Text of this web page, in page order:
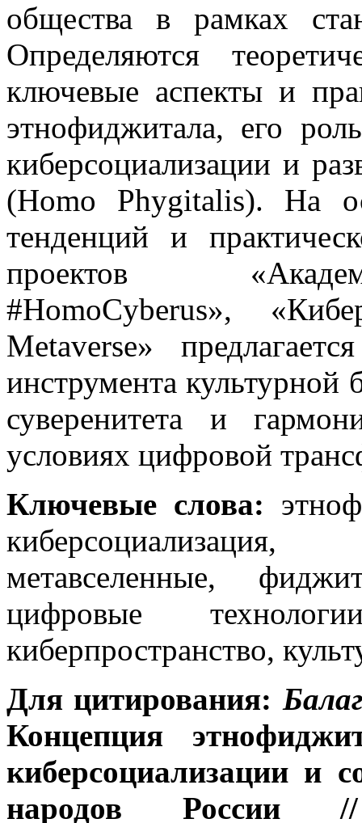
общества в рамках
Определяются
ключевые аспекты и
этнофиджитала, его
киберсоциализации и
(Homo Phygitalis). На
тенденций и
проектов
#HomoCyberus»,
Metaverse»
инструмента культурной
суверенитета и
условиях цифровой
Ключевые слова:
метавселенные,
цифровые
киберпространство,
Для цитирования:
Концепция
киберсоциализации и
народов России